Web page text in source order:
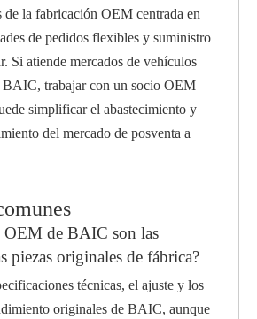
de la fabricación OEM centrada en
de pedidos flexibles y suministro
Si atiende mercados de vehículos
BAIC, trabajar con un socio OEM
simplificar el abastecimiento y
del mercado de posventa a
OEM de BAIC son las
piezas originales de fábrica?
técnicas, el ajuste y los
originales de BAIC, aunque